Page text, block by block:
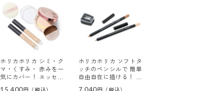
ホリカホリカ シミ・ク
マ・くすみ・ 赤みを一
気にカバー！ エッセン
15,400
ホリカホリカ ソフトタ
ッチのペンシルで 簡単
自由自在に描ける！ イ
7,040